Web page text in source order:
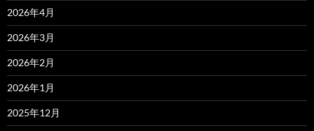
2026年4月
2026年3月
2026年2月
2026年1月
2025年12月